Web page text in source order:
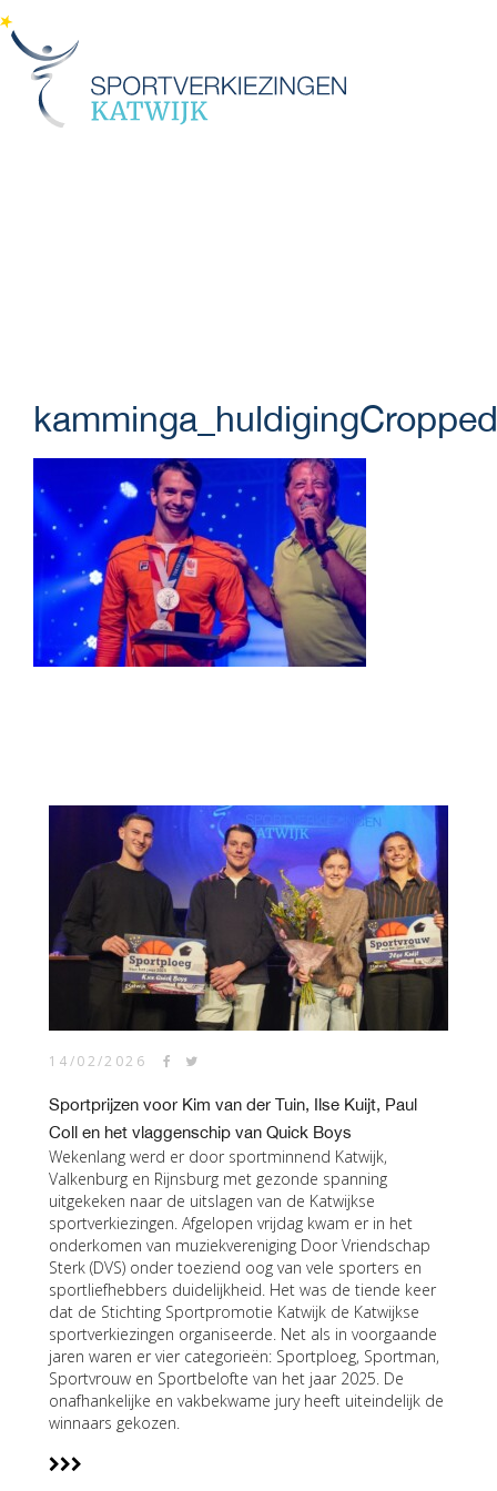
Menu
kamminga_huldigingCropped
14/02/2026
Sportprijzen voor Kim van der Tuin, Ilse Kuijt, Paul
Coll en het vlaggenschip van Quick Boys
Wekenlang werd er door sportminnend Katwijk,
Valkenburg en Rijnsburg met gezonde spanning
uitgekeken naar de uitslagen van de Katwijkse
sportverkiezingen. Afgelopen vrijdag kwam er in het
onderkomen van muziekvereniging Door Vriendschap
Sterk (DVS) onder toeziend oog van vele sporters en
sportliefhebbers duidelijkheid. Het was de tiende keer
dat de Stichting Sportpromotie Katwijk de Katwijkse
sportverkiezingen organiseerde. Net als in voorgaande
jaren waren er vier categorieën: Sportploeg, Sportman,
Sportvrouw en Sportbelofte van het jaar 2025. De
onafhankelijke en vakbekwame jury heeft uiteindelijk de
winnaars gekozen.